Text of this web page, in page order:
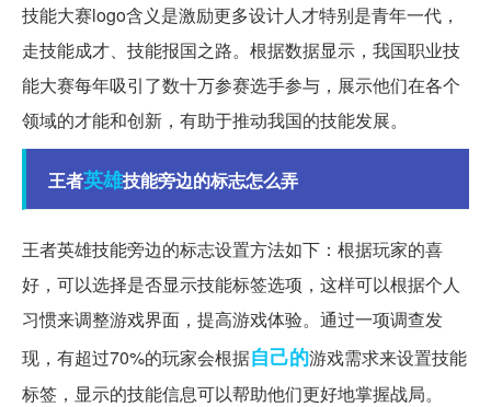
技能大赛logo含义是激励更多设计人才特别是青年一代，
走技能成才、技能报国之路。根据数据显示，我国职业技
能大赛每年吸引了数十万参赛选手参与，展示他们在各个
领域的才能和创新，有助于推动我国的技能发展。
王者英雄技能旁边的标志怎么弄
王者英雄技能旁边的标志设置方法如下：根据玩家的喜
好，可以选择是否显示技能标签选项，这样可以根据个人
习惯来调整游戏界面，提高游戏体验。通过一项调查发
现，有超过70%的玩家会根据自己的游戏需求来设置技能
标签，显示的技能信息可以帮助他们更好地掌握战局。